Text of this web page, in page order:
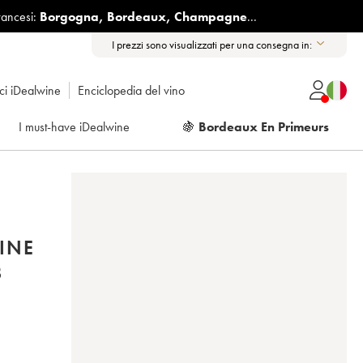
Borgogna, Bordeaux, Champagne...
I prezzi sono visualizzati per una consegna in:
iDealwine Enciclopedia del vino
I must-have iDealwine 🍇 Bordeaux En Primeurs